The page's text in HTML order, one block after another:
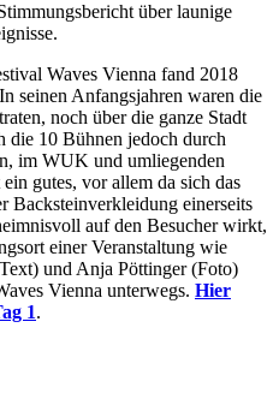
über launige
Waves Vienna fand 2018
seinen Anfangsjahren waren die
noch über die ganze Stadt
die 10 Bühnen jedoch durch
im WUK und umliegenden
gutes, vor allem da sich das
einerseits
auf den Besucher wirkt,
einer Veranstaltung wie
und Anja Pöttinger (Foto)
Vienna unterwegs. Hier
1.